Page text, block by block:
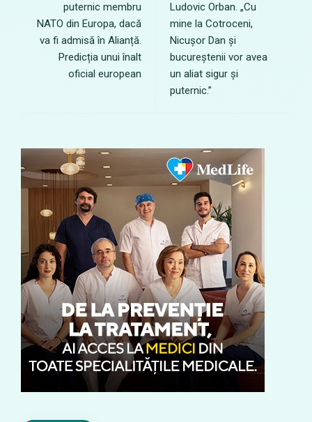
puternic membru
NATO din Europa, dacă
va fi admisă în Alianță.
Predicția unui înalt
oficial european
Ludovic Orban. „Cu
mine la Cotroceni,
Nicușor Dan și
bucureștenii vor avea
un aliat sigur și
puternic.”